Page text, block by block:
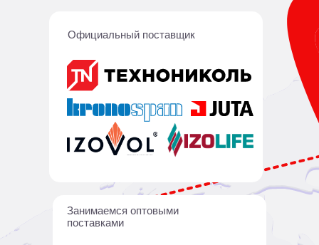
Занимаемся оптовыми
поставками
Официальный поставщик